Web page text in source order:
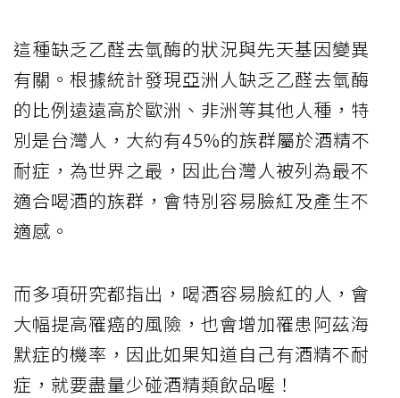
這種缺乏乙醛去氫酶的狀況與先天基因變異
有關。根據統計發現亞洲人缺乏乙醛去氫酶
的比例遠遠高於歐洲、非洲等其他人種，特
別是台灣人，大約有45%的族群屬於酒精不
耐症，為世界之最，因此台灣人被列為最不
適合喝酒的族群，會特別容易臉紅及產生不
適感。
而多項研究都指出，喝酒容易臉紅的人，會
大幅提高罹癌的風險，也會增加罹患阿茲海
默症的機率，因此如果知道自己有酒精不耐
症，就要盡量少碰酒精類飲品喔！